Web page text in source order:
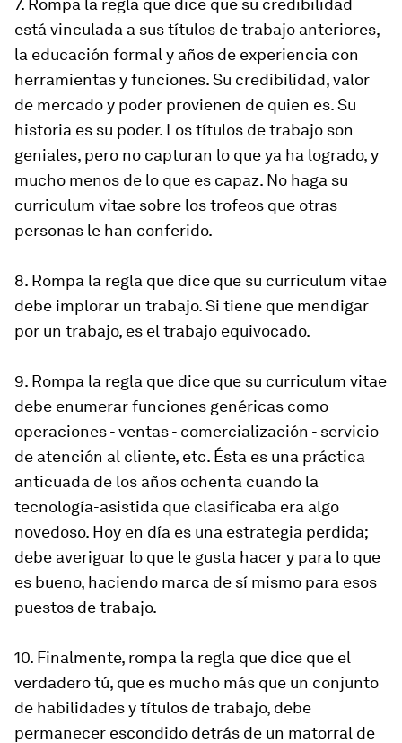
7. Rompa la regla que dice que su credibilidad
está vinculada a sus títulos de trabajo anteriores,
la educación formal y años de experiencia con
herramientas y funciones. Su credibilidad, valor
de mercado y poder provienen de quien es. Su
historia es su poder. Los títulos de trabajo son
geniales, pero no capturan lo que ya ha logrado, y
mucho menos de lo que es capaz. No haga su
curriculum vitae sobre los trofeos que otras
personas le han conferido.
8. Rompa la regla que dice que su curriculum vitae
debe implorar un trabajo. Si tiene que mendigar
por un trabajo, es el trabajo equivocado.
9. Rompa la regla que dice que su curriculum vitae
debe enumerar funciones genéricas como
operaciones - ventas - comercialización - servicio
de atención al cliente, etc. Ésta es una práctica
anticuada de los años ochenta cuando la
tecnología-asistida que clasificaba era algo
novedoso. Hoy en día es una estrategia perdida;
debe averiguar lo que le gusta hacer y para lo que
es bueno, haciendo marca de sí mismo para esos
puestos de trabajo.
10. Finalmente, rompa la regla que dice que el
verdadero tú, que es mucho más que un conjunto
de habilidades y títulos de trabajo, debe
permanecer escondido detrás de un matorral de